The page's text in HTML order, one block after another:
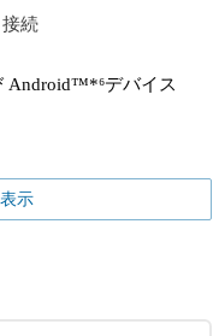
続
Android™*⁶デバイス
示